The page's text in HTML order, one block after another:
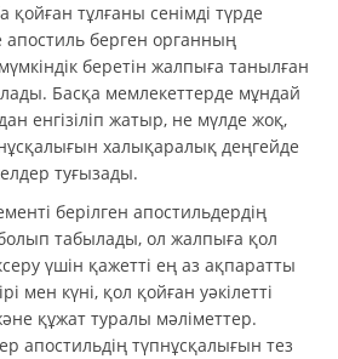
қойған тұлғаны сенімді түрде
апостиль берген органның
мүмкіндік беретін жалпыға танылған
Басқа мемлекеттерде мұндай
енгізіліп жатыр, не мүлде жоқ,
халықаралық деңгейде
туғызады.
берілген апостильдердің
болып табылады, ол жалпыға қол
үшін қажетті ең аз ақпаратты
мен күні, қол қойған уәкілетті
құжат туралы мәліметтер.
апостильдің түпнұсқалығын тез